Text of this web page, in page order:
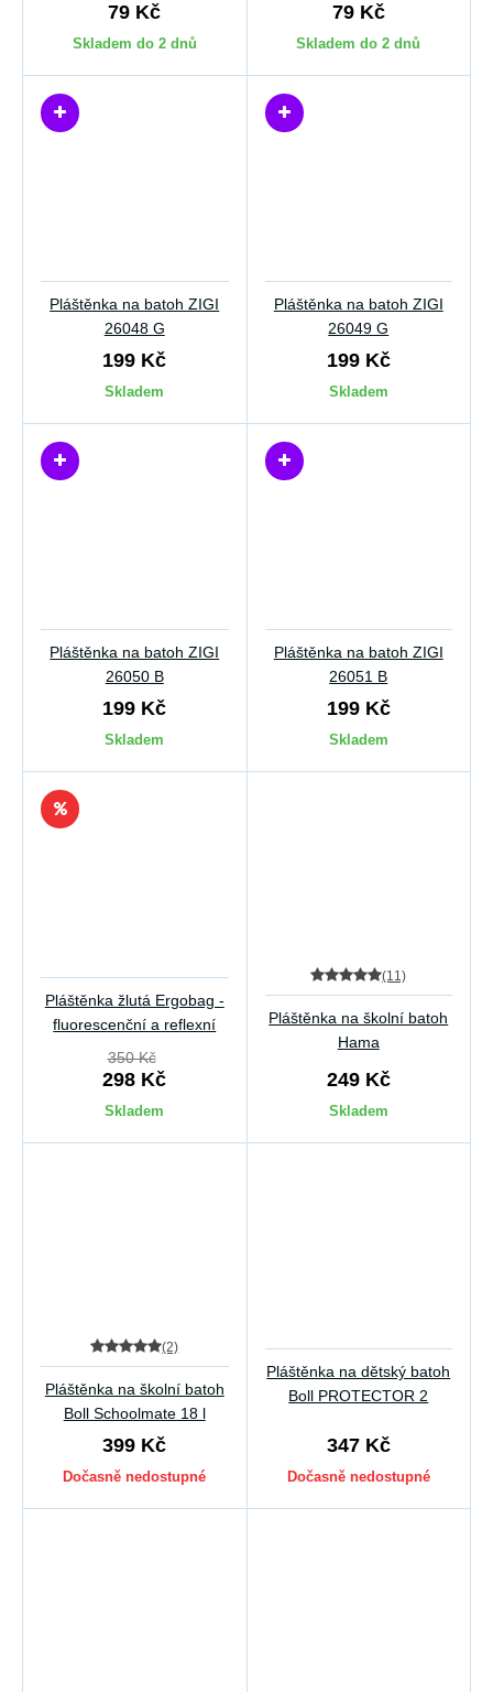
79 Kč
Skladem do 2 dnů
79 Kč
Skladem do 2 dnů
Pláštěnka na batoh ZIGI
26048 G
199 Kč
Skladem
Pláštěnka na batoh ZIGI
26049 G
199 Kč
Skladem
Pláštěnka na batoh ZIGI
26050 B
199 Kč
Skladem
Pláštěnka na batoh ZIGI
26051 B
199 Kč
Skladem
Pláštěnka žlutá Ergobag -
fluorescenční a reflexní
350 Kč
298 Kč
Skladem
(11)
Pláštěnka na školní batoh
Hama
249 Kč
Skladem
(2)
Pláštěnka na školní batoh
Boll Schoolmate 18 l
399 Kč
Dočasně nedostupné
Pláštěnka na dětský batoh
Boll PROTECTOR 2
347 Kč
Dočasně nedostupné